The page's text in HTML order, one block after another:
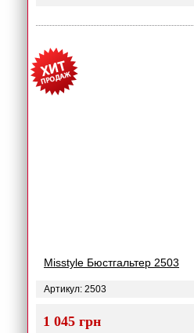
Misstyle Бюстгальтер 2503
Артикул: 2503
1 045 грн